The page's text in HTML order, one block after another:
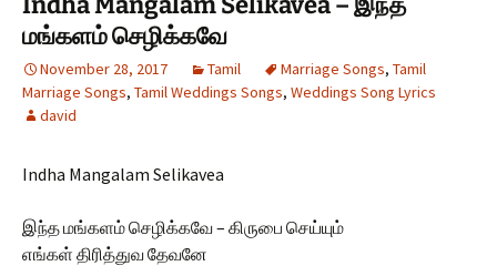
மங்களம் செழிக்கவே
November 28, 2017 Tamil Marriage Songs, Tamil
Marriage Songs, Tamil Weddings Songs, Weddings Song Lyrics
david
Indha Mangalam Selikavea
இந்த மங்களம் செழிக்கவே – கிருபை செய்யும்
எங்கள் திரித்துவ தேவனே